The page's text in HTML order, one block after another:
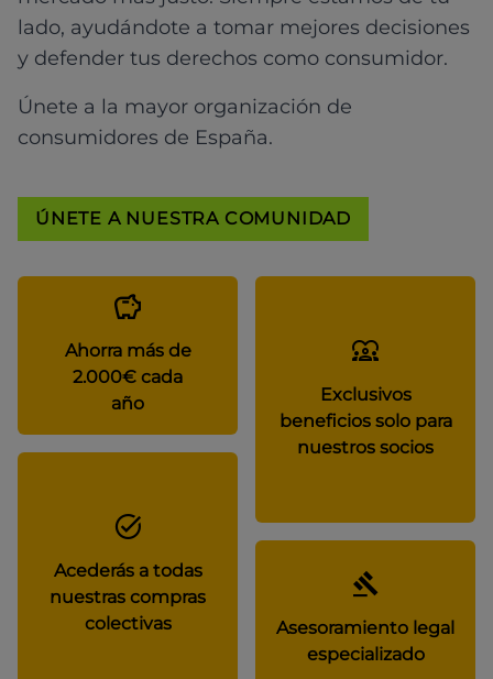
lado, ayudándote a tomar mejores decisiones
y defender tus derechos como consumidor.
Únete a la mayor organización de
consumidores de España.
ÚNETE A NUESTRA COMUNIDAD
Ahorra más de
2.000€ cada
año
Exclusivos
beneficios solo para
nuestros socios
Acederás a todas
nuestras compras
colectivas
Asesoramiento legal
especializado